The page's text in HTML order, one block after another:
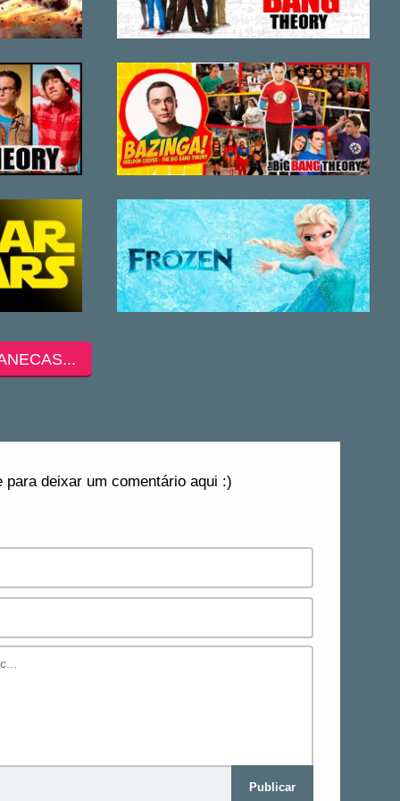
deixar um comentário aqui :)
Publicar